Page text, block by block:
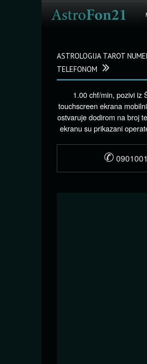
ASTROLOGIJA TAROT
TELEFONOM
1.00 chf/min, pozivi iz
touchscreen ekrana
ostvaruje dodirom na broj
ekranu su prikazani
✆